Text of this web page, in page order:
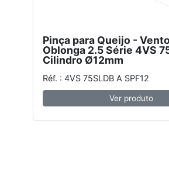
Pinça para Queijo -
Oblonga 2.5 Série 4VS
Cilindro Ø12mm
Réf. : 4VS 75SLDB A SPF12
Ver produto